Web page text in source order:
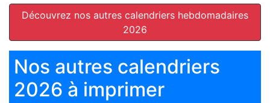
Découvrez nos autres calendriers hebdomadaires
2026
Nos autres calendriers
2026 à imprimer